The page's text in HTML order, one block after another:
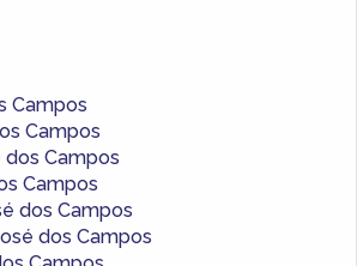
Campos
Campos
dos Campos
Campos
dos Campos
dos Campos